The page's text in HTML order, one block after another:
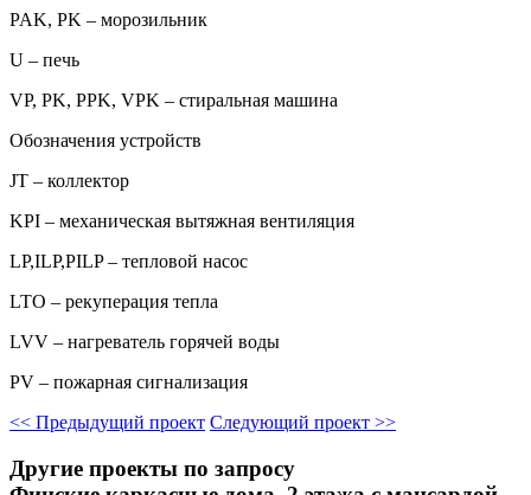
PAK, PK – морозильник
U – печь
VP, PK, PPK, VPK – стиральная машина
Обозначения устройств
JT – коллектор
KPI – механическая вытяжная вентиляция
LP,ILP,PILP – тепловой насос
LTO – рекуперация тепла
LVV – нагреватель горячей воды
PV – пожарная сигнализация
<< Предыдущий проект Следующий проект >>
Другие проекты по запросу